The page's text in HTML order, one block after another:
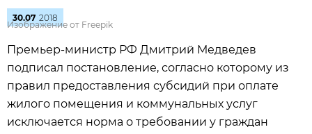
30.07 2018
Изображение от Freepik
Премьер-министр РФ Дмитрий Медведев
подписал постановление, согласно которому из
правил предоставления субсидий при оплате
жилого помещения и коммунальных услуг
исключается норма о требовании у граждан